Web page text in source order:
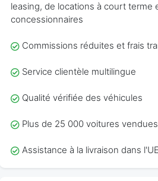
leasing, de locations à court terme
concessionnaires
Commissions réduites et frais
Service clientèle multilingue
Qualité vérifiée des véhicules
Plus de 25 000 voitures vendues
Assistance à la livraison dans l'UE